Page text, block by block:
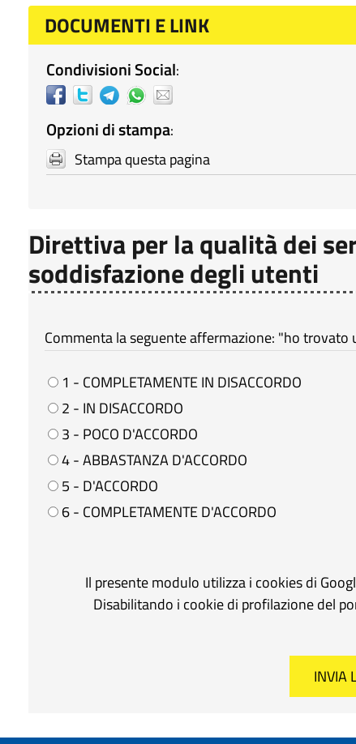
DOCUMENTI E LINK
Condivisioni Social:
Opzioni di stampa:
Stampa questa pagina
Direttiva per la qualità dei
soddisfazione degli utenti
Commenta la seguente affermazione: "ho
1 - COMPLETAMENTE IN DISACCORDO
2 - IN DISACCORDO
3 - POCO D'ACCORDO
4 - ABBASTANZA D'ACCORDO
5 - D'ACCORDO
6 - COMPLETAMENTE D'ACCORDO
Il presente modulo utilizza i cookies di
Disabilitando i cookie di profilazione del